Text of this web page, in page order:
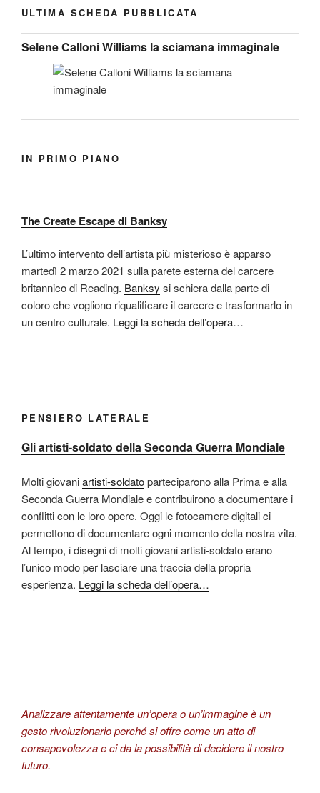
ULTIMA SCHEDA PUBBLICATA
Selene Calloni Williams la sciamana immaginale
IN PRIMO PIANO
The Create Escape di Banksy
L’ultimo intervento dell’artista più misterioso è apparso
martedì 2 marzo 2021 sulla parete esterna del carcere
britannico di Reading. Banksy si schiera dalla parte di
coloro che vogliono riqualificare il carcere e trasformarlo in
un centro culturale. Leggi la scheda dell’opera…
PENSIERO LATERALE
Gli artisti-soldato della Seconda Guerra Mondiale
Molti giovaniartisti-soldatoparteciparono alla Prima e alla
Seconda Guerra Mondiale e contribuirono a documentare i
conflitti con le loro opere. Oggi le fotocamere digitali ci
permettono di documentare ogni momento della nostra vita.
Al tempo, i disegni di molti giovani artisti-soldato erano
l’unico modo per lasciare una traccia della propria
esperienza. Leggi la scheda dell’opera…
Analizzare attentamente un’opera o un’immagine è un
gesto rivoluzionario perché si offre come un atto di
consapevolezza e ci da la possibilità di decidere il nostro
futuro.